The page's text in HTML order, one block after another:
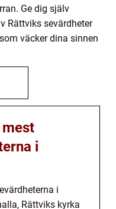
Ge dig själv
Rättviks sevärdheter
väcker dina sinnen
mest
i
i
Rättviks kyrka